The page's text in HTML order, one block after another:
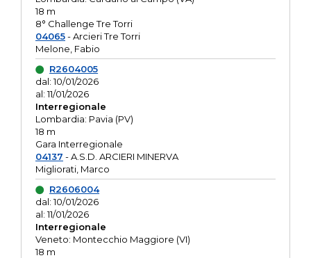
18 m
8° Challenge Tre Torri
04065- Arcieri Tre Torri
Melone, Fabio
R2604005
dal: 10/01/2026
al: 11/01/2026
Interregionale
Lombardia: Pavia (PV)
18 m
Gara Interregionale
04137 - A.S.D. ARCIERI MINERVA
Migliorati, Marco
R2606004
dal: 10/01/2026
al: 11/01/2026
Interregionale
Veneto: Montecchio Maggiore (VI)
18 m